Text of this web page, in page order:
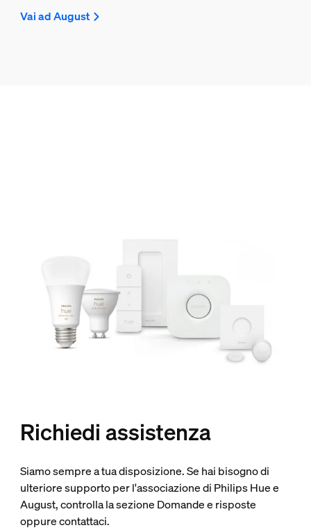
Vai ad August
Richiedi assistenza
Siamo sempre a tua disposizione. Se hai bisogno di
ulteriore supporto per l'associazione di Philips Hue e
August, controlla la sezione Domande e risposte
oppure contattaci.